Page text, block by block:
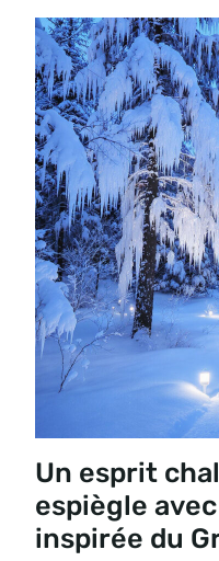
Un esprit
espiègle
inspirée du